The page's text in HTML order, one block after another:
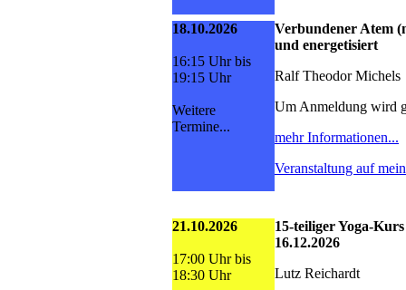
18.10.2026
16:15 Uhr bis
19:15 Uhr
Weitere
Termine...
Verbundener Atem
und energetisiert
Ralf Theodor Michels
Um Anmeldung wird
mehr Informationen...
Veranstaltung auf
21.10.2026
17:00 Uhr bis
18:30 Uhr
15-teiliger Yoga-
16.12.2026
Lutz Reichardt